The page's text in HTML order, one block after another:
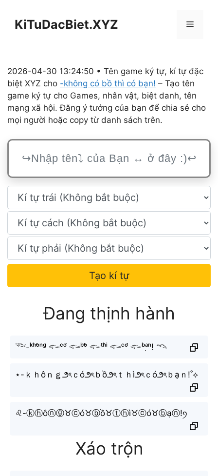
KiTuDacBiet.XYZ Menu
2026-04-30 13:24:50 • Tên game ký tự, kí tự đặc
biệt XYZ cho -không có bồ thì có bạn! – Tạo tên
game ký tự cho Games, nhân vật, biệt danh, tên
mạng xã hội. Đăng ý tưởng của bạn để chia sẻ cho
mọi người hoặc copy từ danh sách trên.
Tạo kí tự
Đang thịnh hành
𓆝-ᵏʰᵒ̂ⁿᵍ 𓆟ᶜᵒ́ 𓆟ᵇᵒ̂̀ 𓆟ᵗʰⁱ̀ 𓆟ᶜᵒ́ 𓆟ᵇᵃ̣ⁿ! 𓆞
⋆-ｋｈôｎｇ౨ৎｃó౨ৎｂồ౨ৎｔｈì౨ৎｃó౨ৎｂạｎ!˚⟡
♌︎-ⓚⓗôⓝⓖ♉︎ⓒó♉︎ⓑồ♉︎ⓣⓗì♉︎ⓒó♉︎ⓑạⓝ!ꪆ
Xáo trộn